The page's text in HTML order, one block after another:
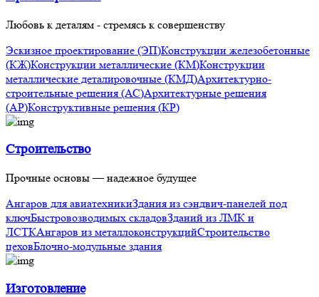
Любовь к деталям - стремясь к совершенству
Эскизное проектирование (ЭП)Конструкции железобетонные
(КЖ)Конструкции металлические (КМ)Конструкции
металлические деталировочные (КМД)Архитектурно-
строительные решения (АС)Архитектурные решения
(АР)Конструктивные решения (КР)
Строительство
Прочные основы — надежное будущее
Ангаров для авиатехникиЗдания из сэндвич-панелей под
ключБыстровозводимых складовЗданий из ЛМК и
ЛСТКАнгаров из металлоконструкцийСтроительство
цеховБлочно-модульные здания
Изготовление